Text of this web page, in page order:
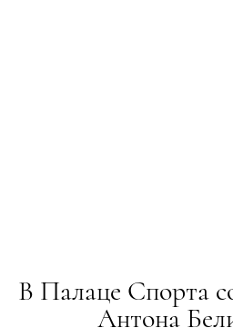
В Палаце Спорта
Антона